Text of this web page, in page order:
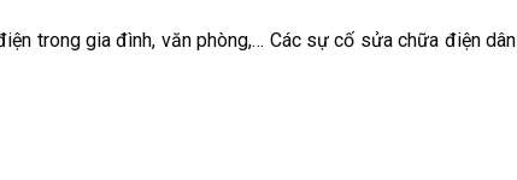
trong gia đình, văn phòng,… Các sự cố sửa chữa điện dân